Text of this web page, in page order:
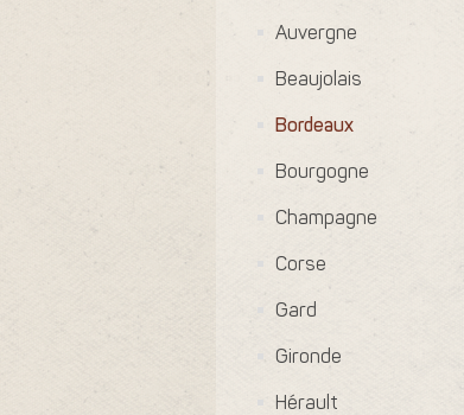
Auvergne
Beaujolais
Bordeaux
Bourgogne
Champagne
Corse
Gard
Gironde
Hérault